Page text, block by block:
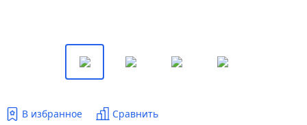
В избранное Сравнить